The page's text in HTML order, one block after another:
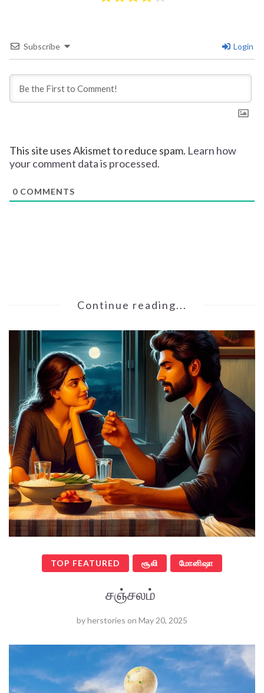
Subscribe Login
This site uses Akismet to reduce spam. Learn how
your comment data is processed.
0 COMMENTS
Continue reading...
TOP FEATURED சூலி மோனிஷா
சஞ்சலம்
byherstories on May 20, 2025